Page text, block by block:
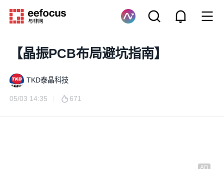
【晶振PCB布局避坑指南】
TKD泰晶科技
05/03 14:35 671